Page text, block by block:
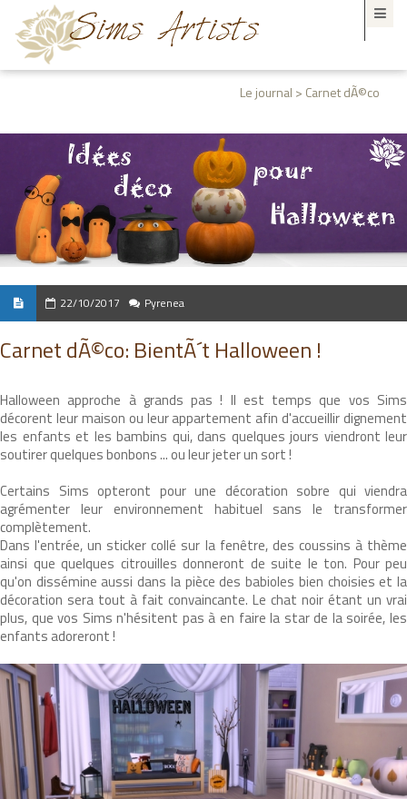
Le journal > Carnet dÃ©co
22/10/2017 Pyrenea
Carnet dÃ©co: BientÃ´t Halloween !
Halloween approche à grands pas ! Il est temps que vos Sims
décorent leur maison ou leur appartement afin d'accueillir dignement
les enfants et les bambins qui, dans quelques jours viendront leur
soutirer quelques bonbons ... ou leur jeter un sort !
Certains Sims opteront pour une décoration sobre qui viendra
agrémenter leur environnement habituel sans le transformer
complètement.
Dans l'entrée, un sticker collé sur la fenêtre, des coussins à thème
ainsi que quelques citrouilles donneront de suite le ton. Pour peu
qu'on dissémine aussi dans la pièce des babioles bien choisies et la
décoration sera tout à fait convaincante. Le chat noir étant un vrai
plus, que vos Sims n'hésitent pas à en faire la star de la soirée, les
enfants adoreront !